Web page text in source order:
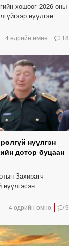
хөшөөг 2026 оны
нүүлгэн
4 өдрийн өмнө 18
нүүлгэн
дотор буцаан
Захирагч
нүүлгэсэн
4 өдрийн өмнө 9